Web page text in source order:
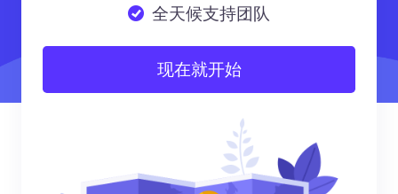
全天候支持团队
现在就开始